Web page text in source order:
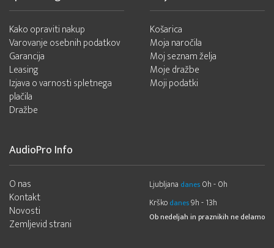
Kako opraviti nakup
Varovanje osebnih podatkov
Garancija
Leasing
Izjava o varnosti spletnega
plačila
Dražbe
Košarica
Moja naročila
Moj seznam želja
Moje dražbe
Moji podatki
AudioPro Info
O nas
Kontakt
Novosti
Zemljevid strani
Ljubljana danes 0h - 0h
Krško danes9h - 13h
Ob nedeljah in praznikih ne delamo